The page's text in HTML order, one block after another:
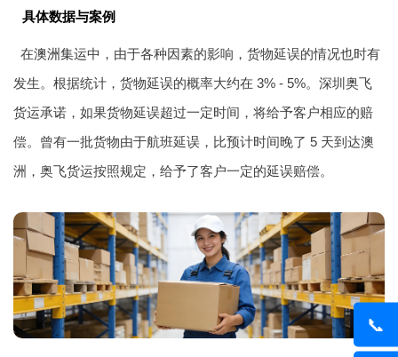
📞
具体数据与案例
在澳洲集运中，由于各种因素的影响，货物延误的情况也时有
发生。根据统计，货物延误的概率大约在 3% - 5%。深圳奥飞
货运承诺，如果货物延误超过一定时间，将给予客户相应的赔
偿。曾有一批货物由于航班延误，比预计时间晚了 5 天到达澳
洲，奥飞货运按照规定，给予了客户一定的延误赔偿。